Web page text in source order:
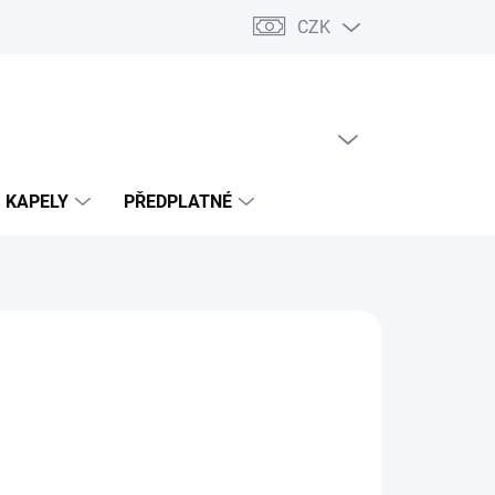
CZK
KAPELY PŘEDPLATNÉ